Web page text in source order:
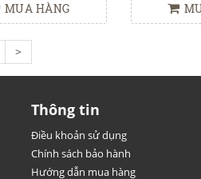
MUA HÀNG
>
Thông tin
Điều khoản sử dụng
Chính sách bảo hành
Hướng dẫn mua hàng